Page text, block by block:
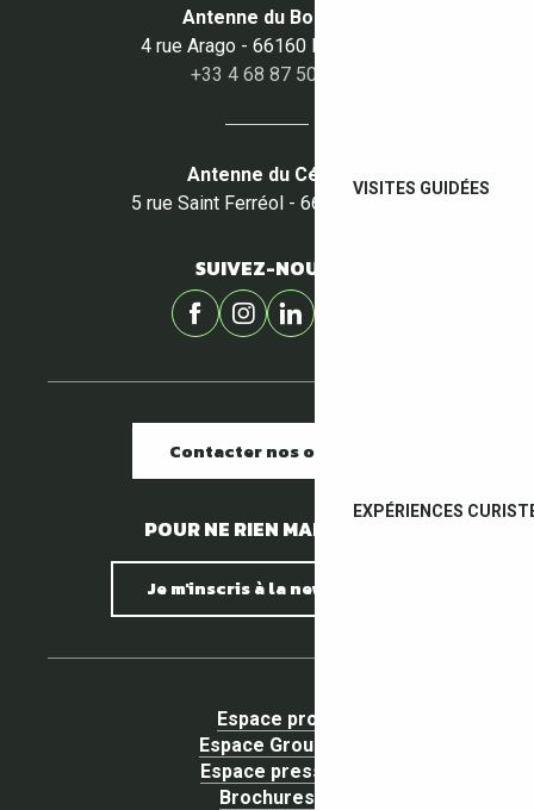
VISITES GUIDÉES
EXPÉRIENCES
Antenne du Boulou
4 rue Arago - 66160 Le Boulou
+33 4 68 87 50 95
Antenne du Céret
5 rue Saint Ferréol - 66400 Céret
SUIVEZ-NOUS !
Contacter nos offices
POUR NE RIEN MANQUER !
Je m'inscris à la newsletter
Espace pro
Espace Groupe
Espace presse
Brochures